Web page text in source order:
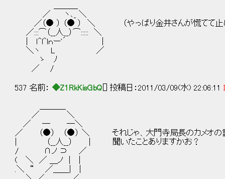
／ ヽ､_ ＼
／（● ） （● ） ＼ （やっぱり金井さんが慌てて止
／:::⌒（__人__）⌒::::: ＼
| ｌ^l^lｎー'´ |
＼ヽ L ／
ゝ ﾉ
／ /
537 名前： ◆Z1RkKisGbQ [] 投稿日：2011/03/09(水) 22:06:11
／ ＼
／ ─ ─＼
／ （●） （●） ＼ それじゃ、大門寺局長のカメオの
| （__人__） | 聞いたことありますかお？
/ ∩ノ ⊃ ／
( ＼ ／ ＿ノ | |
.＼ “ ／＿＿| |